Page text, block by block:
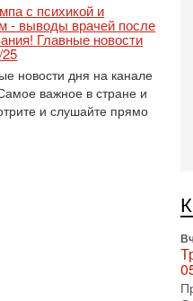
с психикой и
- выводы врачей после
Главные новости
новости дня на канале
важное в стране и
и слушайте прямо